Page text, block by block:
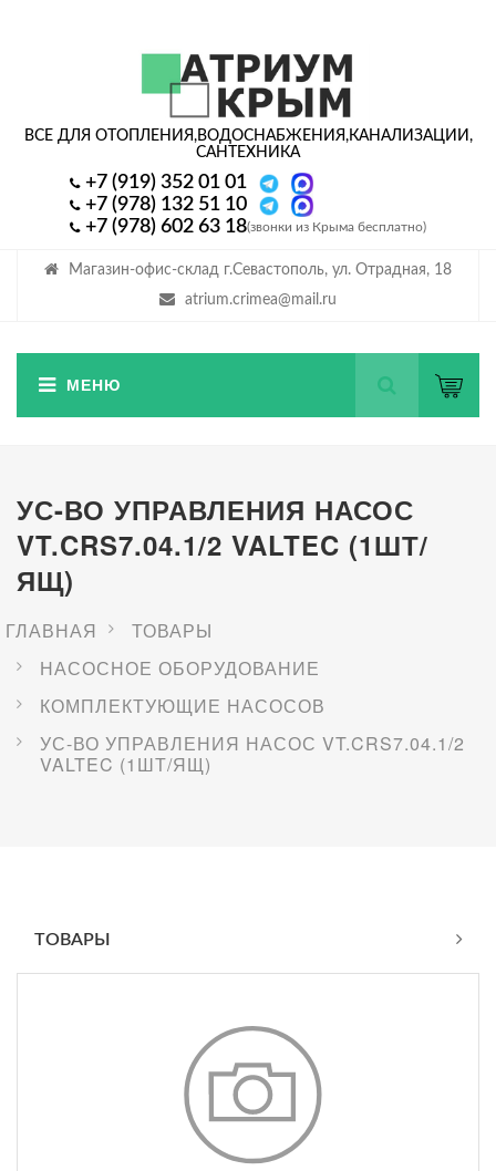
Магазин-офис-склад г.Севастополь, ул. Отрадная, 18
atrium.crimea@mail.ru
ВСЕ ДЛЯ ОТОПЛЕНИЯ,ВОДОСНАБЖЕНИЯ,КАНАЛИЗАЦИИ,
САНТЕХНИКА
+7 (919) 352 01 01
+7 (978) 132 51 10
+7 (978) 602 63 18(звонки из Крыма бесплатно)
УС-ВО УПРАВЛЕНИЯ НАСОС
VT.CRS7.04.1/2 VALTEC (1ШТ/
ЯЩ)
ГЛАВНАЯ
ТОВАРЫ
НАСОСНОЕ ОБОРУДОВАНИЕ
КОМПЛЕКТУЮЩИЕ НАСОСОВ
УС-ВО УПРАВЛЕНИЯ НАСОС VT.CRS7.04.1/2
VALTEC (1ШТ/ЯЩ)
ТОВАРЫ